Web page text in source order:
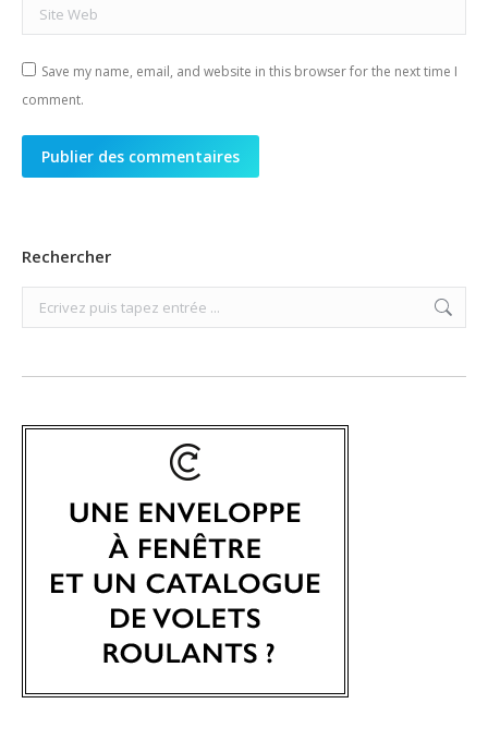
Site Web
Save my name, email, and website in this browser for the next time I
comment.
Publier des commentaires
Rechercher
Search: